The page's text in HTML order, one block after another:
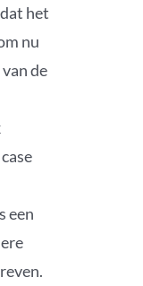
het
nu
de
een